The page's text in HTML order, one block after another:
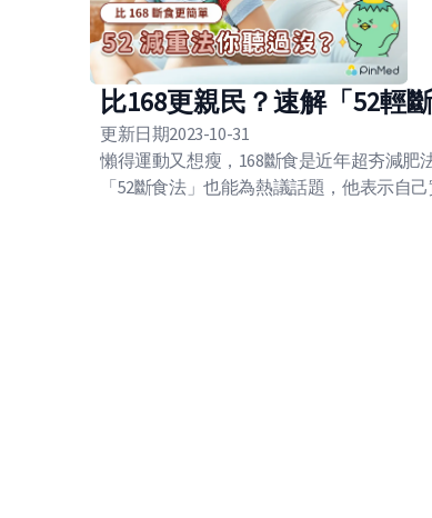
比168更親民？速解「52
更新日期2023-10-31
懶得運動又想瘦，168斷食是近年超夯減
「52斷食法」也能為熱議話題，他表示自